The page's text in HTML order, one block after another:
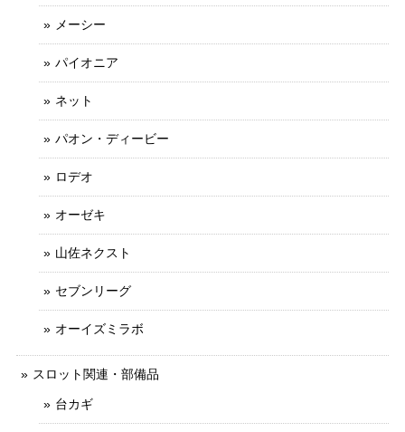
メーシー
パイオニア
ネット
パオン・ディービー
ロデオ
オーゼキ
山佐ネクスト
セブンリーグ
オーイズミラボ
スロット関連・部備品
台カギ